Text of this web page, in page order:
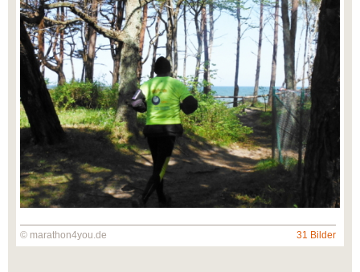
© marathon4you.de 31 Bilder